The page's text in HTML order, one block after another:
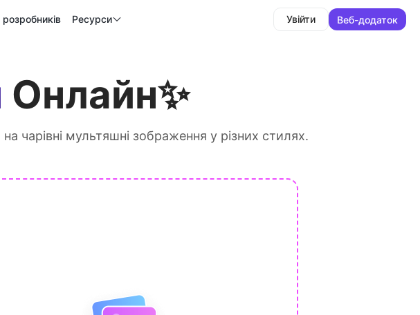
Ресурси Увійти Веб-додаток
Онлайн✨
чарівні мультяшні зображення у різних стилях.